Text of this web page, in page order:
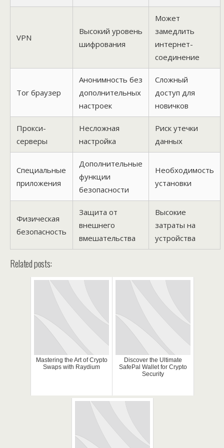
VPN
Высокий уровень
шифрования
Может
замедлить
интернет-
соединение
Tor браузер
Анонимность без
дополнительных
настроек
Сложный
доступ для
новичков
Прокси-
серверы
Несложная
настройка
Риск утечки
данных
Специальные
приложения
Дополнительные
функции
безопасности
Необходимость
установки
Физическая
безопасность
Защита от
внешнего
вмешательства
Высокие
затраты на
устройства
Related posts:
Mastering the Art of Crypto
Swaps with Raydium
Discover the Ultimate
SafePal Wallet for Crypto
Security